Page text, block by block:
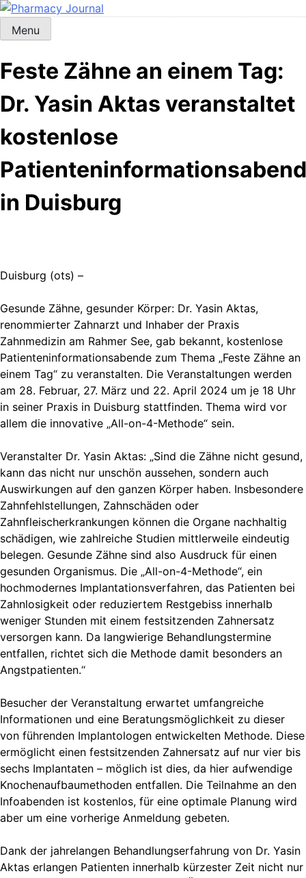
Skip
content
Pharmacy Journal
Menu
Feste Zähne an einem Tag:
Dr. Yasin Aktas veranstaltet
kostenlose
in Duisburg
Duisburg (ots) –
Gesunde Zähne, gesunder Körper: Dr. Yasin Aktas,
renommierter Zahnarzt und Inhaber der Praxis
Zahnmedizin am Rahmer See, gab bekannt, kostenlose
Patienteninformationsabende zum Thema „Feste Zähne an
einem Tag“ zu veranstalten. Die Veranstaltungen werden
am 28. Februar, 27. März und 22. April 2024 um je 18 Uhr
in seiner Praxis in Duisburg stattfinden. Thema wird vor
allem die innovative „All-on-4-Methode“ sein.
Veranstalter Dr. Yasin Aktas: „Sind die Zähne nicht gesund,
kann das nicht nur unschön aussehen, sondern auch
Auswirkungen auf den ganzen Körper haben. Insbesondere
Zahnfehlstellungen, Zahnschäden oder
Zahnfleischerkrankungen können die Organe nachhaltig
schädigen, wie zahlreiche Studien mittlerweile eindeutig
belegen. Gesunde Zähne sind also Ausdruck für einen
gesunden Organismus. Die „All-on-4-Methode“, ein
hochmodernes Implantationsverfahren, das Patienten bei
Zahnlosigkeit oder reduziertem Restgebiss innerhalb
weniger Stunden mit einem festsitzenden Zahnersatz
versorgen kann. Da langwierige Behandlungstermine
entfallen, richtet sich die Methode damit besonders an
Angstpatienten.“
Besucher der Veranstaltung erwartet umfangreiche
Informationen und eine Beratungsmöglichkeit zu dieser
von führenden Implantologen entwickelten Methode. Diese
ermöglicht einen festsitzenden Zahnersatz auf nur vier bis
sechs Implantaten – möglich ist dies, da hier aufwendige
Knochenaufbaumethoden entfallen. Die Teilnahme an den
Infoabenden ist kostenlos, für eine optimale Planung wird
aber um eine vorherige Anmeldung gebeten.
Dank der jahrelangen Behandlungserfahrung von Dr. Yasin
Aktas erlangen Patienten innerhalb kürzester Zeit nicht nur